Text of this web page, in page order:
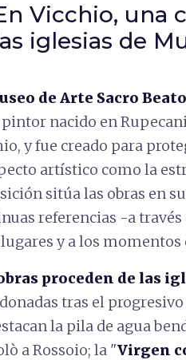
Vicchio, una
iglesias de
de Arte Sacro
nacido en
y fue creado para
artístico como la
sitúa las obras en
referencias -a
lugares y a los
proceden de las
tras el
la pila de agua
a Rossoio; la "Virgen